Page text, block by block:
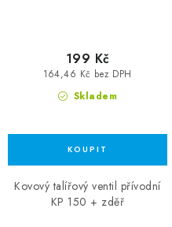
Skladem
164,46 Kč bez DPH
199 Kč
Kovový talířový ventil přívodní
KP 150 + zděř